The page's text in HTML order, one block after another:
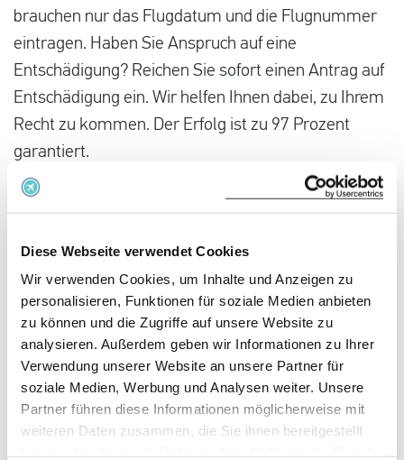
Diese Webseite verwendet Cookies
Wir verwenden Cookies, um Inhalte und Anzeigen zu
personalisieren, Funktionen für soziale Medien anbieten
zu können und die Zugriffe auf unsere Website zu
analysieren. Außerdem geben wir Informationen zu Ihrer
Verwendung unserer Website an unsere Partner für
soziale Medien, Werbung und Analysen weiter. Unsere
Partner führen diese Informationen möglicherweise mit
weiteren Daten zusammen, die Sie ihnen bereitgestellt
brauchen nur das Flugdatum und die Flugnummer
eintragen. Haben Sie Anspruch auf eine
Entschädigung? Reichen Sie sofort einen Antrag auf
Entschädigung ein. Wir helfen Ihnen dabei, zu Ihrem
Recht zu kommen. Der Erfolg ist zu 97 Prozent
garantiert.
Prüfen Sie Ihren Flug kostenlos!
Aktuelle Flugprobleme von und
nach Finnland
AY 1392
05.08.2026 um 08:55 Uhr
Düsseldorf